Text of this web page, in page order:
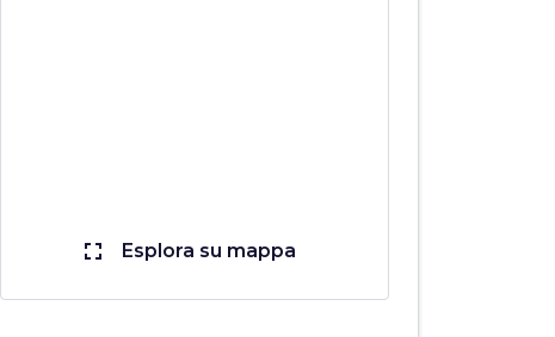
fullscreen Esplora su mappa